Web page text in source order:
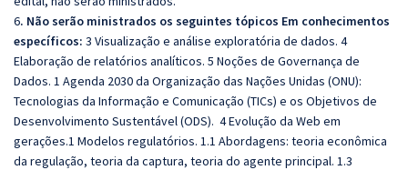
6. Não serão ministrados os seguintes tópicos Em conhecimentos
específicos: 3 Visualização e análise exploratória de dados. 4
Elaboração de relatórios analíticos. 5 Noções de Governança de
Dados. 1 Agenda 2030 da Organização das Nações Unidas (ONU):
Tecnologias da Informação e Comunicação (TICs) e os Objetivos de
Desenvolvimento Sustentável (ODS). 4 Evolução da Web em
gerações.1 Modelos regulatórios. 1.1 Abordagens: teoria econômica
da regulação, teoria da captura, teoria do agente principal. 1.3